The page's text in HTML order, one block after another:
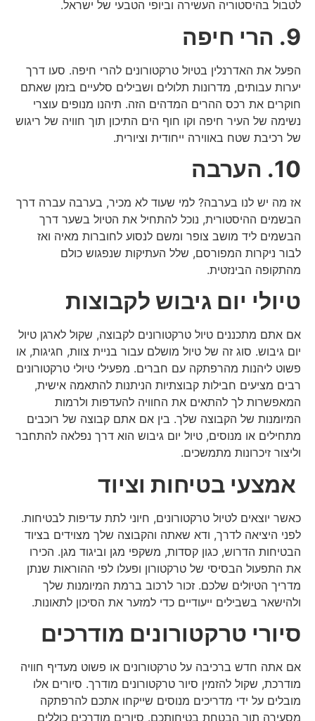
לטבול בהיסטוריה העשירה וביופי הטבעי של ישראל.
9. הרי חיפה
הפעל את האדרנלין בטיול טרקטורונים להרי חיפה. סעו דרך
יערות עבותים, מדרונות תלולים ושבילים סלעיים בזמן שאתם
חוקרים את רכס ההרים המדהים הזה. תיהנו מנופים עוצרי
נשימה של העיר חיפה וקו חוף הים התיכון תוך חוויה של ריגוש
של רכיבת שטח באווירה ייחודית וציורית.
10. הערבה
אז מה יש לנו בערבה? למי שעוד לא מכיר, בערבה עברה דרך
הבשמים ההיסטורית, נוכל להתחיל את הטיול בשער דרך
הבשמים ליד מושב צופר ומשם לנסוע לחוברות מאיה ואז
לבור ניקרות המפורסם, שלל העתיקות שנפגוש כולם
מהתקופה הבינזטית.
טיולי יום גיבוש לקבוצות
אם אתם מתכננים טיול טרקטורונים לקבוצה, שקול לארגן טיול
יום גיבוש. סוג זה של טיול מושלם עבור בניית צוות, חגיגות, או
פשוט ליהנות מהרפתקה עם חברים. מפעילי טיולי טרקטורונים
רבים מציעים חבילות קבוצתיות הניתנות להתאמה אישית,
המאפשרות לך להתאים את החוויה להעדפות ולרמות
המיומנות של הקבוצה שלך. בין אם אתם קבוצה של רוכבים
מתחילים או מנוסים, טיול יום גיבוש הוא דרך נפלאה להתחבר
וליצור זיכרונות מתמשכים.
אמצעי בטיחות וציוד
כאשר יוצאים לטיול טרקטורונים, חיוני לתת עדיפות לבטיחות.
לפני היציאה לדרך, ודא שאתה והקבוצה שלך מצוידים בציוד
הבטיחות הדרוש, כגון קסדות, משקפי מגן וביגוד מגן. הכירו
את התפעול הבסיסי של טרקטורון ופעלו לפי ההוראות שנתן
מדריך הטיולים שלכם. זכור לרכוב ברמת המיומנות שלך
ולהישאר בשבילים ייעודיים כדי למזער את הסיכון לתאונות.
סיורי טרקטורונים מודרכים
אם אתה חדש ברכיבה על טרקטורונים או פשוט מעדיף חוויה
מודרכת, שקול להזמין סיור טרקטורונים מודרך. סיורים אלו
מובלים על ידי מדריכים מנוסים שייקחו אתכם להרפתקה
מסעירה תוך הבטחת בטיחותכם. סיורים מודרכים כוללים